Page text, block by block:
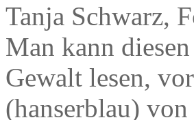
Tanja Schwarz,
Man kann
Gewalt lesen,
(hanserblau)